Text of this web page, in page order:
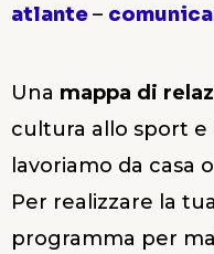
atlante–
Una mappa di
cultura allo sport e
lavoriamo da casa
Per realizzare la
programma per